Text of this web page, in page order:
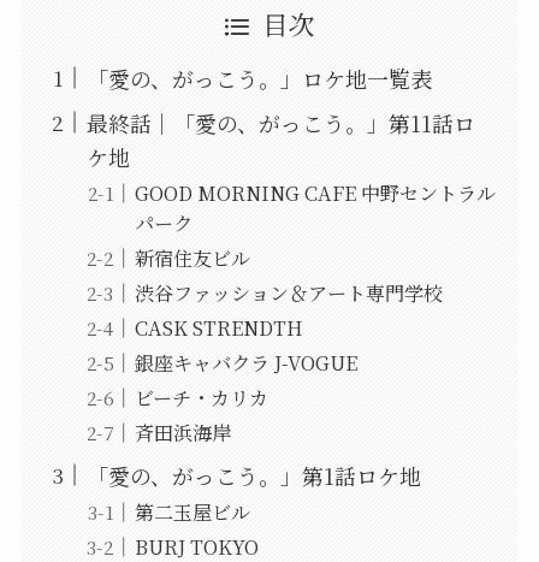
目次
「愛の、がっこう。」ロケ地一覧表
最終話｜「愛の、がっこう。」第11話ロ
ケ地
GOOD MORNING CAFE 中野セントラル
パーク
新宿住友ビル
渋谷ファッション＆アート専門学校
CASK STRENDTH
銀座キャバクラ J-VOGUE
ビーチ・カリカ
斉田浜海岸
「愛の、がっこう。」第1話ロケ地
第二玉屋ビル
BURJ TOKYO